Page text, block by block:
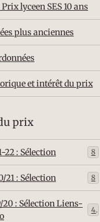
Prix lyceen SES 10 ans
plus anciennes
et intérêt du prix
prix
22 : Sélection 8
21 : Sélection 8
20 : Sélection Liens-
4